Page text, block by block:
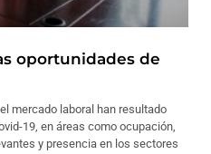
oportunidades de
mercado laboral han resultado
19, en áreas como ocupación,
y presencia en los sectores